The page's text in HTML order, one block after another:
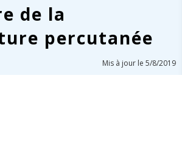
de la
percutanée
Mis à jour le 5/8/2019